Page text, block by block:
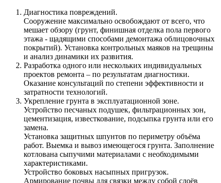
Диагностика повреждений.
Сооружение максимально освобождают от всего, что
мешает обзору (грунт, финишная отделка пола первого
этажа - щадящими способами демонтажа облицовочных
покрытий). Установка контрольных маяков на трещины
и анализ динамики их развития.
Разработка одного или нескольких индивидуальных
проектов ремонта – по результатам диагностики.
Оказание консультаций по степени эффективности и
затратности технологий.
Укрепление грунта в эксплуатационной зоне.
Устройство песчаных подушек, фильтрационных зон,
цементизация, известкование, подсыпка грунта или его
замена.
Установка защитных шпунтов по периметру объёма
работ. Выемка и вывоз имеющегося грунта. Заполнение
котлована сыпучими материалами с необходимыми
характеристиками.
Устройство боковых насыпных пригрузок.
Армирование почвы для связки между собой слоёв